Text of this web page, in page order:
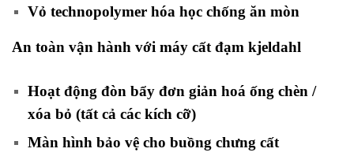
Vỏ technopolymer hóa học chống ăn mòn
An toàn vận hành với máy cất đạm kjeldahl
Hoạt động đòn bẩy đơn giản hoá ống chèn /
xóa bỏ (tất cả các kích cỡ)
Màn hình bảo vệ cho buồng chưng cất